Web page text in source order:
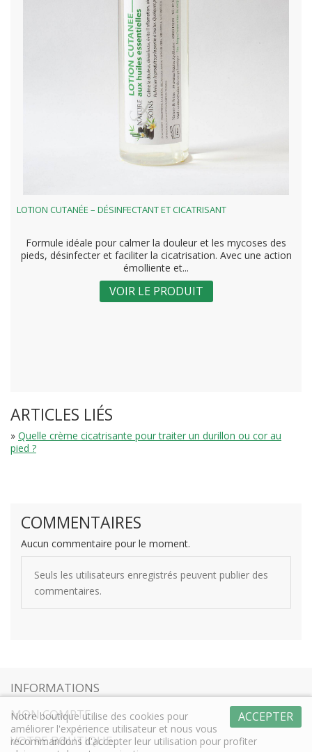
LOTION CUTANÉE – DÉSINFECTANT ET CICATRISANT
Formule idéale pour calmer la douleur et les mycoses des
pieds, désinfecter et faciliter la cicatrisation. Avec une action
émolliente et...
VOIR LE PRODUIT
ARTICLES LIÉS
» Quelle crème cicatrisante pour traiter un durillon ou cor au
pied ?
COMMENTAIRES
Aucun commentaire pour le moment.
Seuls les utilisateurs enregistrés peuvent publier des
commentaires.
INFORMATIONS
MON COMPTE
VOTRE BOUTIQUE
ACCEPTER
Notre boutique utilise des cookies pour
améliorer l'expérience utilisateur et nous vous
recommandons d'accepter leur utilisation pour profiter